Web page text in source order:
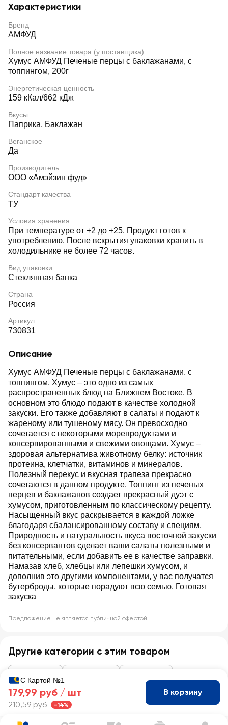
Характеристики
Бренд
АМФУД
Полное название товара (у поставщика)
Хумус АМФУД Печеные перцы с баклажанами, с
топпингом, 200г
Энергетическая ценность
159 кКал/662 кДж
Вкусы
Паприка, Баклажан
Веганское
Да
Производитель
ООО «Амэйзин фуд»
Стандарт качества
ТУ
Условия хранения
При температуре от +2 до +25. Продукт готов к
употреблению. После вскрытия упаковки хранить в
холодильнике не более 72 часов.
Вид упаковки
Стеклянная банка
Страна
Россия
Артикул
730831
Описание
Хумус АМФУД Печеные перцы с баклажанами, с
топпингом. Хумус – это одно из самых
распространенных блюд на Ближнем Востоке. В
основном это блюдо подают в качестве холодной
закуски. Его также добавляют в салаты и подают к
жареному или тушеному мясу. Он превосходно
сочетается с некоторыми морепродуктами и
консервированными и свежими овощами. Хумус –
здоровая альтернатива животному белку: источник
протеина, клетчатки, витаминов и минералов.
Полезный перекус и вкусная трапеза прекрасно
сочетаются в данном продукте. Топпинг из печеных
перцев и баклажанов создает прекрасный дуэт с
хумусом, приготовленным по классическому рецепту.
Насыщенный вкус раскрывается в каждой ложке
благодаря сбалансированному составу и специям.
Природность и натуральность вкуса восточной закуски
без консервантов сделает ваши салаты полезными и
питательными, если добавить ее в качестве заправки.
Намазав хлеб, хлебцы или лепешки хумусом, и
дополнив это другими компонентами, у вас получатся
бутерброды, которые порадуют всю семью. Готовая
закуска
Предложение не является публичной офертой
Другие категории с этим товаром
С Картой №1
179,99 руб / шт
210,59 руб -14%
В корзину